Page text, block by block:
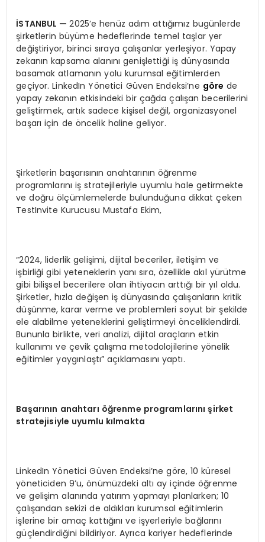
İSTANBUL —2025’e henüz adım attığımız bugünlerde
şirketlerin büyüme hedeflerinde temel taşlar yer
değiştiriyor, birinci sıraya çalışanlar yerleşiyor. Yapay
zekanın kapsama alanını genişlettiği iş dünyasında
basamak atlamanın yolu kurumsal eğitimlerden
geçiyor. LinkedIn Yönetici Güven Endeksi’ne göre de
yapay zekanın etkisindeki bir çağda çalışan becerilerini
geliştirmek, artık sadece kişisel değil, organizasyonel
başarı için de öncelik haline geliyor.
Şirketlerin başarısının anahtarının öğrenme
programlarını iş stratejileriyle uyumlu hale getirmekte
ve doğru ölçümlemelerde bulunduğuna dikkat çeken
TestInvite Kurucusu Mustafa Ekim,
“2024, liderlik gelişimi, dijital beceriler, iletişim ve
işbirliği gibi yeteneklerin yanı sıra, özellikle akıl yürütme
gibi bilişsel becerilere olan ihtiyacın arttığı bir yıl oldu.
Şirketler, hızla değişen iş dünyasında çalışanların kritik
düşünme, karar verme ve problemleri soyut bir şekilde
ele alabilme yeteneklerini geliştirmeyi önceliklendirdi.
Bununla birlikte, veri analizi, dijital araçların etkin
kullanımı ve çevik çalışma metodolojilerine yönelik
eğitimler yaygınlaştı” açıklamasını yaptı.
Başarının anahtarı öğrenme programlarını şirket
stratejisiyle uyumlu kılmakta
LinkedIn Yönetici Güven Endeksi’ne göre, 10 küresel
yöneticiden 9’u, önümüzdeki altı ay içinde öğrenme
ve gelişim alanında yatırım yapmayı planlarken; 10
çalışandan sekizi de aldıkları kurumsal eğitimlerin
işlerine bir amaç kattığını ve işyerleriyle bağlarını
güçlendirdiğini bildiriyor. Ayrıca kariyer hedeflerinde